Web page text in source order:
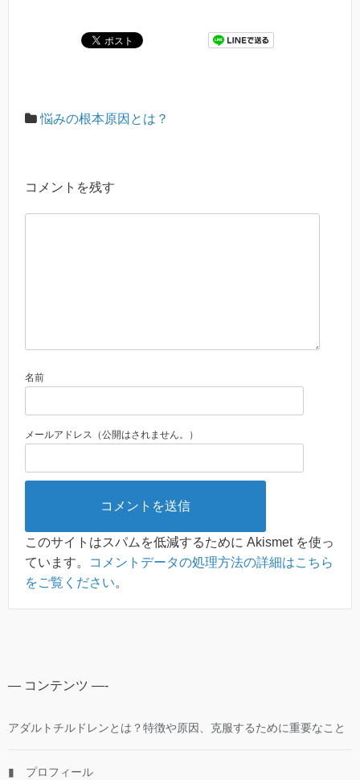
悩みの根本原因とは？
コメントを残す
名前
メールアドレス（公開はされません。）
このサイトはスパムを低減するために Akismet を使っ
ています。
コメントデータの処理方法の詳細はこちら
をご覧ください。
— コンテンツ —-
アダルトチルドレンとは？特徴や原因、克服するために重要なこと
▮ プロフィール